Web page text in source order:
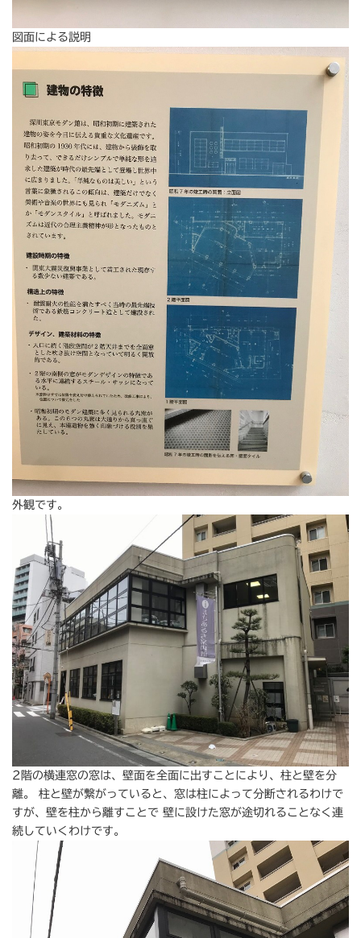
図面による説明
外観です。
2階の横連窓の窓は、壁面を全面に出すことにより、柱と壁を分
離。 柱と壁が繋がっていると、窓は柱によって分断されるわけで
すが、壁を柱から離すことで 壁に設けた窓が途切れることなく連
続していくわけです。